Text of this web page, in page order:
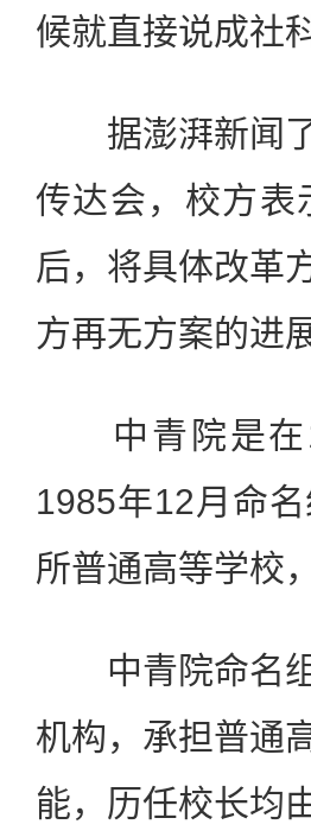
候就直接说成社科
据澎湃新闻了
传达会，校方表
后，将具体改革
方再无方案的进
中青院是在
1985年12月命
所普通高等学校
中青院命名组
机构，承担普通
能，历任校长均